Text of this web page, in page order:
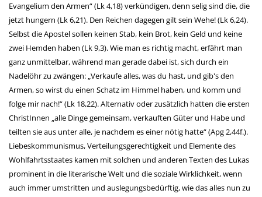
Evangelium den Armen“ (Lk 4,18) verkündigen, denn selig sind die, die
jetzt hungern (Lk 6,21). Den Reichen dagegen gilt sein Wehe! (Lk 6,24).
Selbst die Apostel sollen keinen Stab, kein Brot, kein Geld und keine
zwei Hemden haben (Lk 9,3). Wie man es richtig macht, erfährt man
ganz unmittelbar, während man gerade dabei ist, sich durch ein
Nadelöhr zu zwängen: „Verkaufe alles, was du hast, und gib's den
Armen, so wirst du einen Schatz im Himmel haben, und komm und
folge mir nach!“ (Lk 18,22). Alternativ oder zusätzlich hatten die ersten
ChristInnen „alle Dinge gemeinsam, verkauften Güter und Habe und
teilten sie aus unter alle, je nachdem es einer nötig hatte“ (Apg 2,44f.).
Liebeskommunismus, Verteilungsgerechtigkeit und Elemente des
Wohlfahrtsstaates kamen mit solchen und anderen Texten des Lukas
prominent in die literarische Welt und die soziale Wirklichkeit, wenn
auch immer umstritten und auslegungsbedürftig, wie das alles nun zu